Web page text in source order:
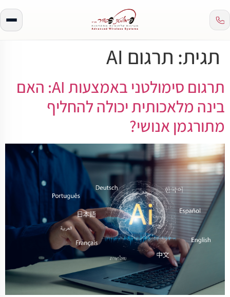
תגית: תרגום AI
תרגום סימולטני באמצעות AI: האם
בינה מלאכותית יכולה להחליף
מתורגמן אנושי?